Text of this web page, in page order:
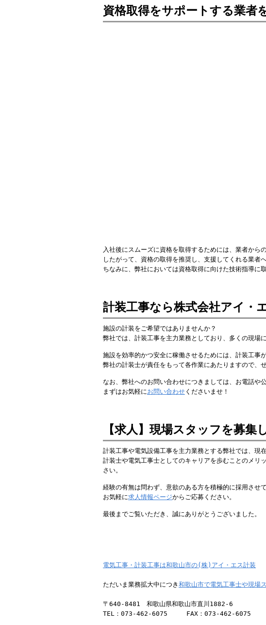
資格取得をサポートする業者
入社後にスムーズに資格を取得するためには、業者から
したがって、資格の取得を推奨し、支援してくれる業者
ちなみに、弊社においては資格取得に向けた技術指導に
計装工事なら株式会社アイ・
施設の計装をご希望ではありませんか？
弊社では、計装工事を主力業務としており、多くの現場
施設を効率的かつ安全に稼働させるためには、計装工事
弊社の計装士が責任をもって各作業にあたりますので、
なお、弊社へのお問い合わせにつきましては、お電話や
まずはお気軽にお問い合わせ くださいませ！
【求人】現場スタッフを募集
計装工事や電気設備工事を主力業務とする弊社では、現
計装士や電気工事士としてのキャリアを歩むことのメリ
さい。
経験の有無は問わず、意欲のある方を積極的に採用させ
お気軽に求人情報ページからご応募ください。
最後までご覧いただき、誠にありがとうございました。
電気工事・計装工事は和歌山市の(株)アイ・エス計装
ただいま業務拡大中につき 和歌山市で電気工事士や現場
〒640-8481 和歌山県和歌山市直川1882-6
TEL：073-462-6075 FAX：073-462-6075